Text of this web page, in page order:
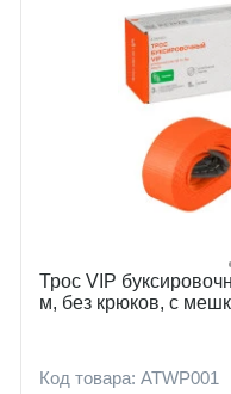
Трос VIP
м, без крюков, с
Код товара: ATWP001